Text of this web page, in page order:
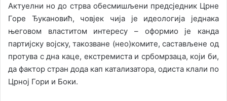
Актуелни но до стрва обесмишљени предсједник Црне
Горе Ђукановић, човјек чија је идеологија једнака
његовом властитом интересу – оформио је канда
партијску војску, такозване (нео)комите, састављене од
протува с дна каце, екстремиста и србомрзаца, који би,
да фактор стран дода кап катализатора, одиста клали по
Црној Гори и Боки.